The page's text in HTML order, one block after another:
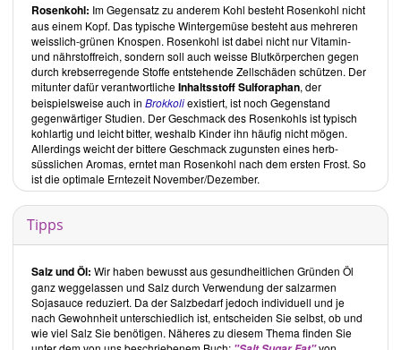
Rosenkohl: Im Gegensatz zu anderem Kohl besteht Rosenkohl nicht
aus einem Kopf. Das typische Wintergemüse besteht aus mehreren
weisslich-grünen Knospen. Rosenkohl ist dabei nicht nur Vitamin-
und nährstoffreich, sondern soll auch weisse Blutkörperchen gegen
durch krebserregende Stoffe entstehende Zellschäden schützen. Der
mitunter dafür verantwortlicheInhaltsstoff Sulforaphan, der
beispielsweise auch in Brokkoliexistiert, ist noch Gegenstand
gegenwärtiger Studien. Der Geschmack des Rosenkohls ist typisch
kohlartig und leicht bitter, weshalb Kinder ihn häufig nicht mögen.
Allerdings weicht der bittere Geschmack zugunsten eines herb-
süsslichen Aromas, erntet man Rosenkohl nach dem ersten Frost. So
ist die optimale Erntezeit November/Dezember.
Tipps
Salz und Öl: Wir haben bewusst aus gesundheitlichen Gründen Öl
ganz weggelassen und Salz durch Verwendung der salzarmen
Sojasauce reduziert. Da der Salzbedarf jedoch individuell und je
nach Gewohnheit unterschiedlich ist, entscheiden Sie selbst, ob und
wie viel Salz Sie benötigen. Näheres zu diesem Thema finden Sie